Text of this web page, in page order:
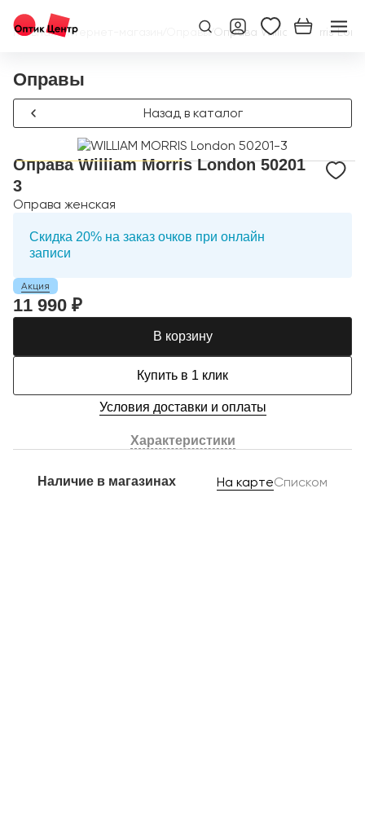
Главная/Интернет-магазин Оправы/Оправа William Morris
Оправы
Назад в каталог
Оправа William Morris London 50201
3
Оправа женская
Скидка 20% на заказ очков при онлайн
записи
Акция
11 990 ₽
В корзину
Купить в 1 клик
Условия доставки и оплаты
Характеристики
Наличие в магазинах На картеСписком